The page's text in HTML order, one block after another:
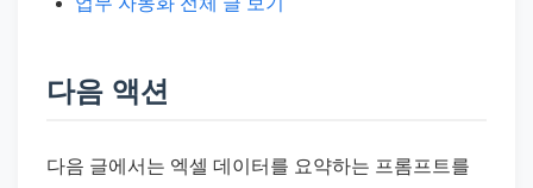
다음 액션
다음 글에서는 엑셀 데이터를 요약하는 프롬프트를